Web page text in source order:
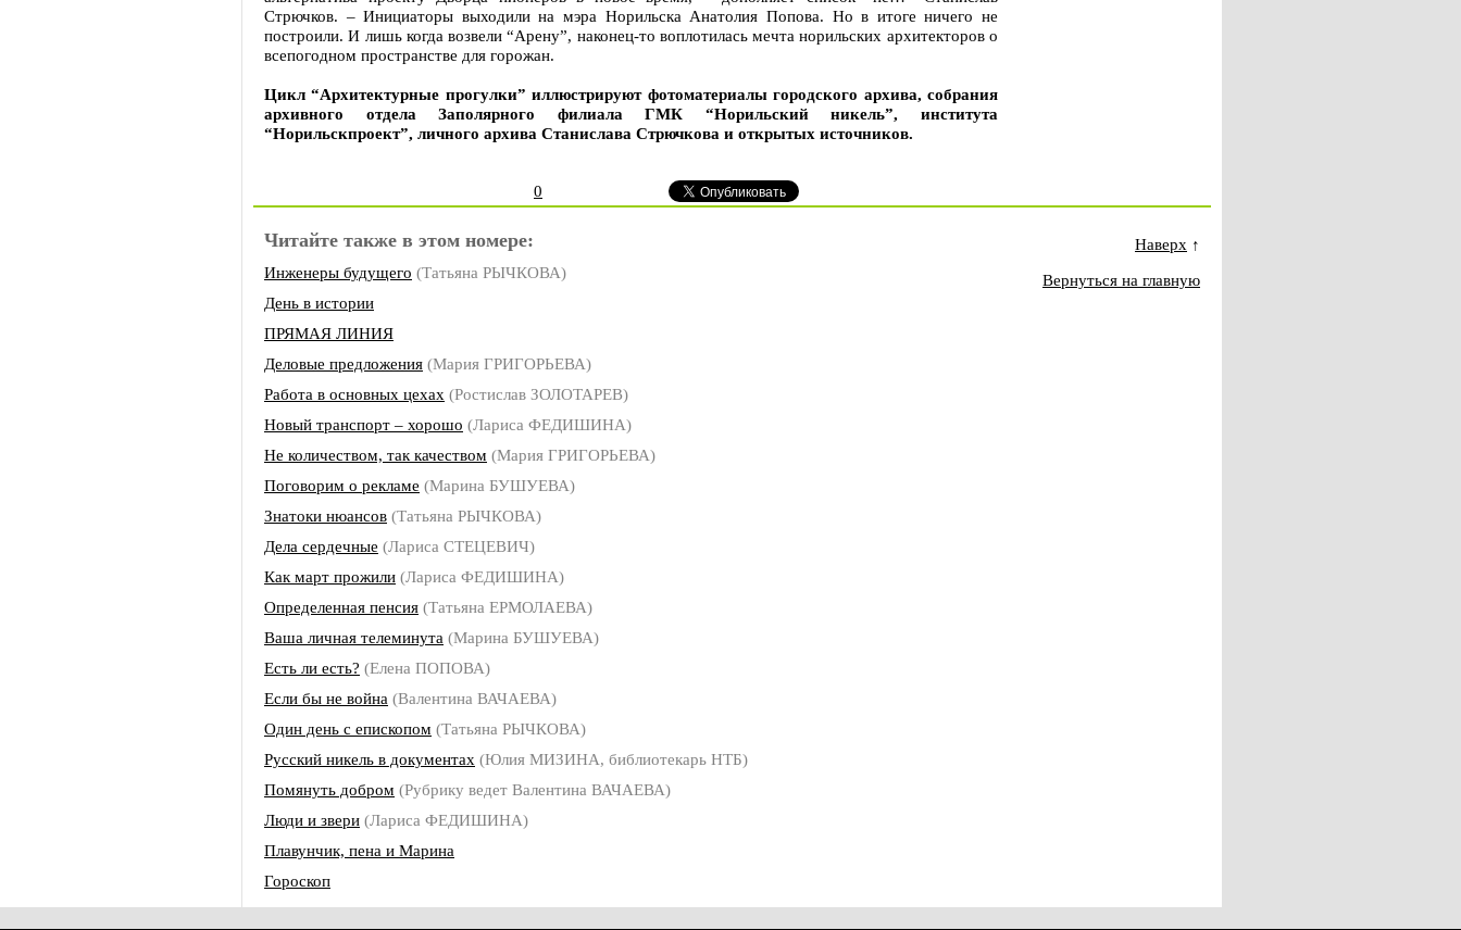
Стрючков. – Инициаторы выходили на мэра Норильска Анатолия Попова. Но в итоге ничего не
построили. И лишь когда возвели “Арену”, наконец-то воплотилась мечта норильских архитекторов о
всепогодном пространстве для горожан.
Цикл “Архитектурные прогулки” иллюстрируют фотоматериалы городского архива, собрания
архивного отдела Заполярного филиала ГМК “Норильский никель”, института
“Норильскпроект”, личного архива Станислава Стрючкова и открытых источников.
0
Читайте также в этом номере:
Инженеры будущего (Татьяна РЫЧКОВА)
День в истории
ПРЯМАЯ ЛИНИЯ
Деловые предложения (Мария ГРИГОРЬЕВА)
Работа в основных цехах (Ростислав ЗОЛОТАРЕВ)
Новый транспорт – хорошо (Лариса ФЕДИШИНА)
Не количеством, так качеством (Мария ГРИГОРЬЕВА)
Поговорим о рекламе (Марина БУШУЕВА)
Знатоки нюансов (Татьяна РЫЧКОВА)
Дела сердечные (Лариса СТЕЦЕВИЧ)
Как март прожили (Лариса ФЕДИШИНА)
Определенная пенсия (Татьяна ЕРМОЛАЕВА)
Ваша личная телеминута (Марина БУШУЕВА)
Есть ли есть? (Елена ПОПОВА)
Если бы не война (Валентина ВАЧАЕВА)
Один день с епископом (Татьяна РЫЧКОВА)
Русский никель в документах (Юлия МИЗИНА, библиотекарь НТБ)
Помянуть добром (Рубрику ведет Валентина ВАЧАЕВА)
Люди и звери (Лариса ФЕДИШИНА)
Плавунчик, пена и Марина
Гороскоп
Наверх ↑
Вернуться на главную